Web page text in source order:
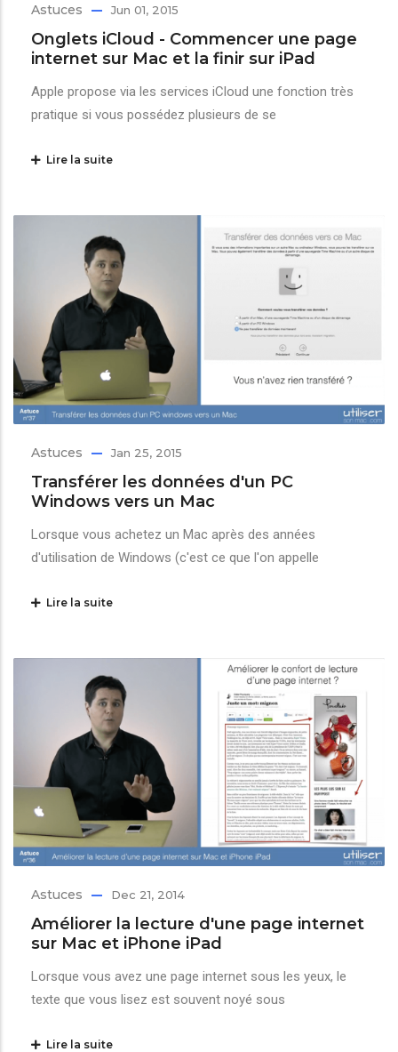
Astuces Jun 01, 2015
Onglets iCloud - Commencer une page
internet sur Mac et la finir sur iPad
Apple propose via les services iCloud une fonction très
pratique si vous possédez plusieurs de se
Lire la suite
Astuces Jan 25, 2015
Transférer les données d'un PC
Windows vers un Mac
Lorsque vous achetez un Mac après des années
d'utilisation de Windows (c'est ce que l'on appelle
Lire la suite
Astuces Dec 21, 2014
Améliorer la lecture d'une page internet
sur Mac et iPhone iPad
Lorsque vous avez une page internet sous les yeux, le
texte que vous lisez est souvent noyé sous
Lire la suite